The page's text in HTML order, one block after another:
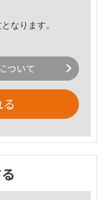
なります。
ついて